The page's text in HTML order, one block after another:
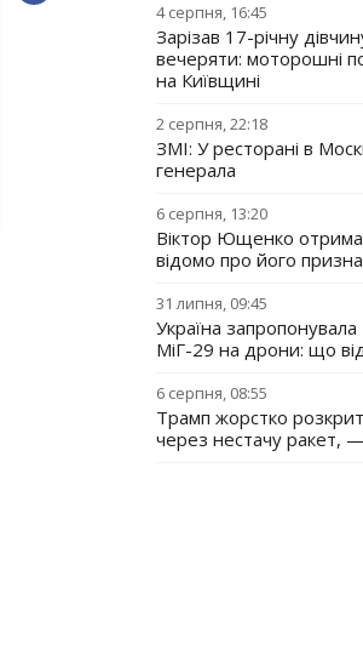
4 серпня, 16:45
Зарізав 17-річну
вечеряти: моторошні
на Київщині
2 серпня, 22:18
ЗМІ: У ресторані в
генерала
6 серпня, 13:20
Віктор Ющенко
відомо про його
31 липня, 09:45
Україна
МіГ-29 на дрони: що
6 серпня, 08:55
Трамп жорстко
через нестачу ракет,